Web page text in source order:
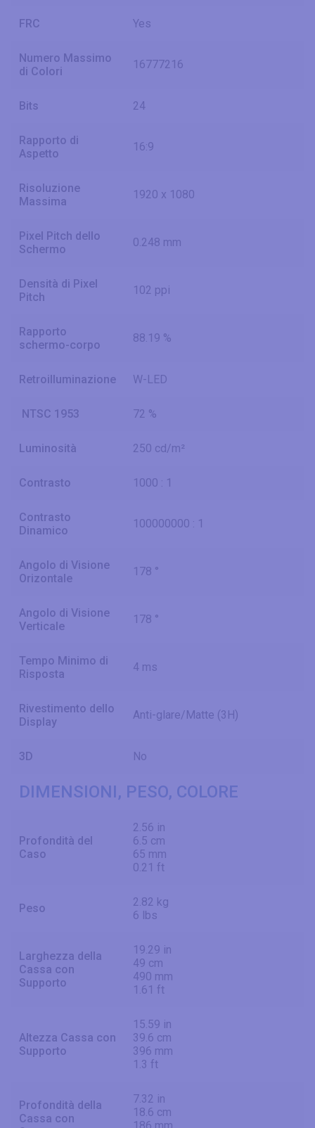
FRC Yes
Numero Massimo
di Colori
16777216
Bits 24
Rapporto di
Aspetto
16:9
Risoluzione
Massima
1920 x 1080
Pixel Pitch dello
Schermo
0.248 mm
Densità di Pixel
Pitch
102 ppi
Rapporto
schermo-corpo
88.19 %
Retroilluminazione W-LED
NTSC 1953 72 %
Luminosità 250 cd/m²
Contrasto 1000 : 1
Contrasto
Dinamico
100000000 : 1
Angolo di Visione
Orizontale
178 °
Angolo di Visione
Verticale
178 °
Tempo Minimo di
Risposta
4 ms
Rivestimento dello
Display
Anti-glare/Matte (3H)
3D No
DIMENSIONI, PESO, COLORE
Profondità del
Caso
2.56 in
6.5 cm
65 mm
0.21 ft
Peso
2.82 kg
6 lbs
Larghezza della
Cassa con
Supporto
19.29 in
49 cm
490 mm
1.61 ft
Altezza Cassa con
Supporto
15.59 in
39.6 cm
396 mm
1.3 ft
Profondità della
Cassa con
7.32 in
18.6 cm